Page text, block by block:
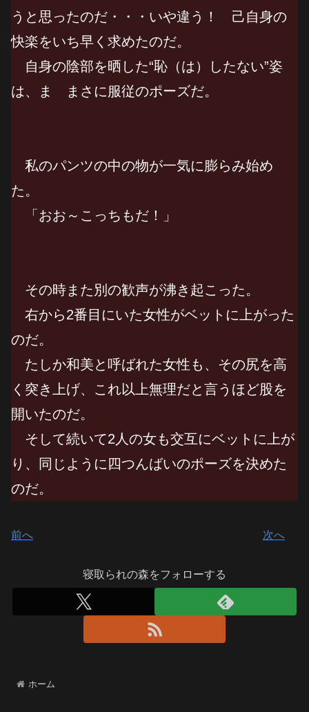
うと思ったのだ・・・いや違う！ 己自身の
快楽をいち早く求めたのだ。
自身の陰部を晒した“恥（は）したない”姿
は、ま まさに服従のポーズだ。
私のパンツの中の物が一気に膨らみ始め
た。
「おお～こっちもだ！」
その時また別の歓声が沸き起こった。
右から2番目にいた女性がベットに上がった
のだ。
たしか和美と呼ばれた女性も、その尻を高
く突き上げ、これ以上無理だと言うほど股を
開いたのだ。
そして続いて2人の女も交互にベットに上が
り、同じように四つんばいのポーズを決めた
のだ。
前へ 次へ
寝取られの森をフォローする
ホーム